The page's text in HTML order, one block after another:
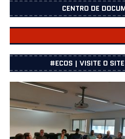
CENTRO DE
CENTRO DOCUMENTAÇÃO
#ECOS | VISITE O